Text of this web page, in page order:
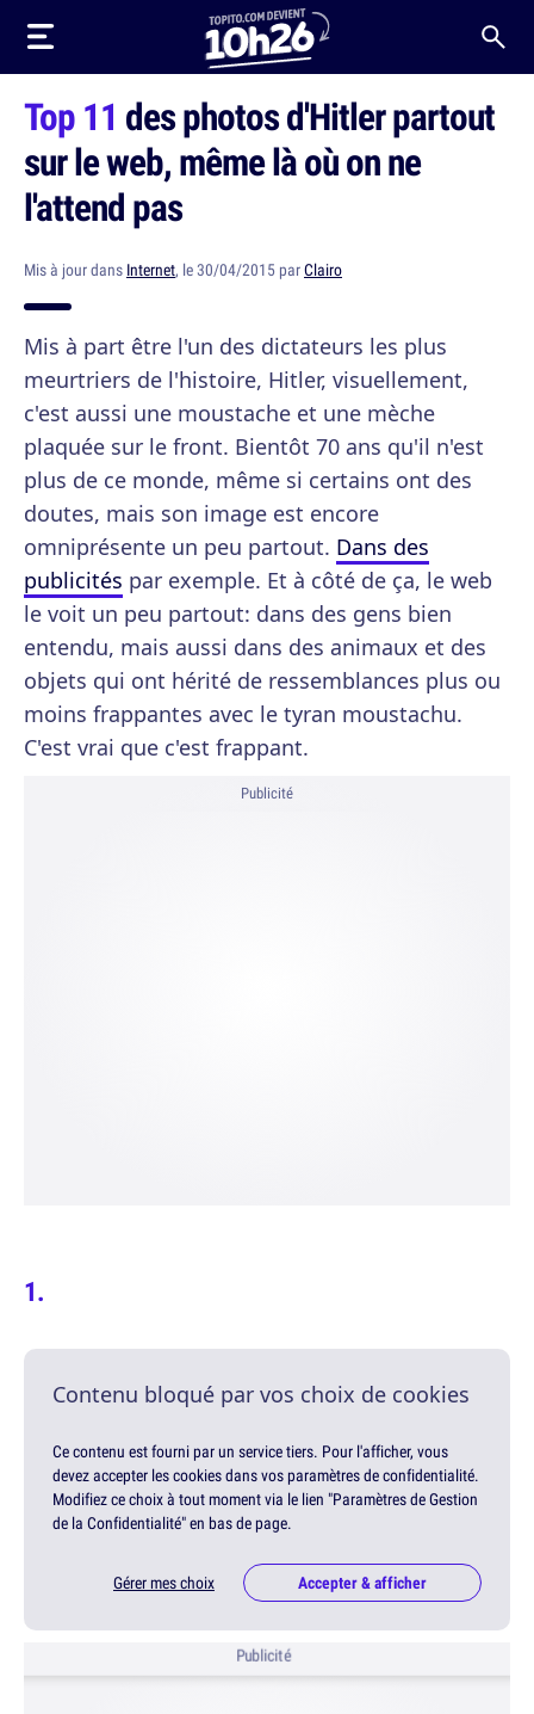
Top 11 des photos d'Hitler partout
sur le web, même là où on ne
l'attend pas
Mis à jour dans Internet, le 30/04/2015 parClairo
Mis à part être l'un des dictateurs les plus
meurtriers de l'histoire, Hitler, visuellement,
c'est aussi une moustache et une mèche
plaquée sur le front. Bientôt 70 ans qu'il n'est
plus de ce monde, même si certains ont des
doutes, mais son image est encore
omniprésente un peu partout. Dans des
publicités par exemple. Et à côté de ça, le web
le voit un peu partout: dans des gens bien
entendu, mais aussi dans des animaux et des
objets qui ont hérité de ressemblances plus ou
moins frappantes avec le tyran moustachu.
C'est vrai que c'est frappant.
Publicité
Contenu bloqué par vos choix de cookies
Ce contenu est fourni par un service tiers. Pour l'afficher, vous
devez accepter les cookies dans vos paramètres de confidentialité.
Modifiez ce choix à tout moment via le lien "Paramètres de Gestion
de la Confidentialité" en bas de page.
Gérer mes choix Accepter & afficher
Publicité